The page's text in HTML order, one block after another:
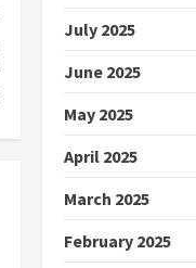
July 2025
June 2025
May 2025
April 2025
March 2025
February 2025